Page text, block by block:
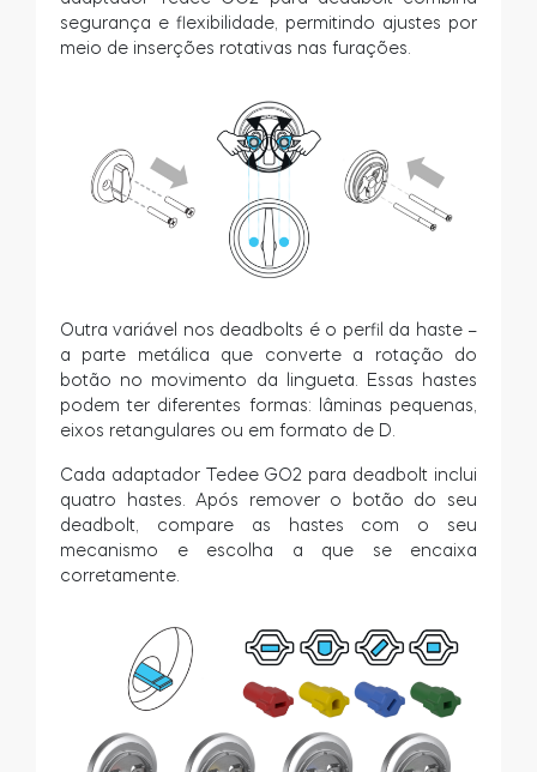
segurança e flexibilidade, permitindo ajustes por
meio de inserções rotativas nas furações.
Outra variável nos deadbolts é o perfil da haste –
a parte metálica que converte a rotação do
botão no movimento da lingueta. Essas hastes
podem ter diferentes formas: lâminas pequenas,
eixos retangulares ou em formato de D.
Cada adaptador Tedee GO2 para deadbolt inclui
quatro hastes. Após remover o botão do seu
deadbolt, compare as hastes com o seu
mecanismo e escolha a que se encaixa
corretamente.